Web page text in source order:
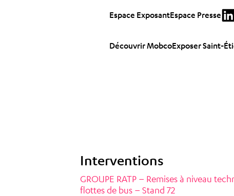
Espace ExposantEspace Presse
Découvrir MobcoExposer Saint-
Interventions
GROUPE RATP – Remises à niveau
flottes de bus – Stand 72